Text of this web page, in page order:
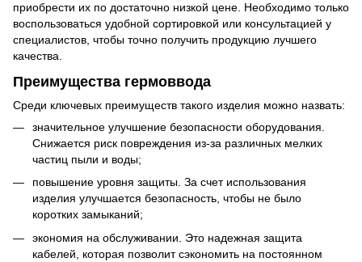
приобрести их по достаточно низкой цене. Необходимо только
воспользоваться удобной сортировкой или консультацией у
специалистов, чтобы точно получить продукцию лучшего
качества.
Преимущества гермоввода
Среди ключевых преимуществ такого изделия можно назвать:
значительное улучшение безопасности оборудования.
Снижается риск повреждения из-за различных мелких
частиц пыли и воды;
повышение уровня защиты. За счет использования
изделия улучшается безопасность, чтобы не было
коротких замыканий;
экономия на обслуживании. Это надежная защита
кабелей, которая позволит сэкономить на постоянном